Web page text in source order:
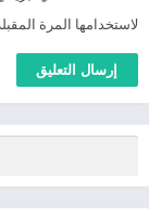
لاستخدامها المرة